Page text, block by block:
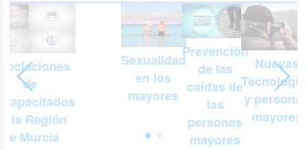
de
la Región
de Murcia
Sexualidad
en los
mayores
Prevención
de las
caídas de
las
personas
mayores
Nuevas
y
mayores